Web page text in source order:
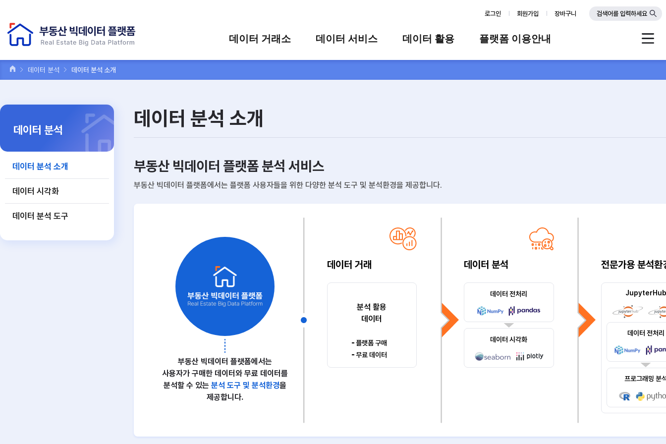
로그인 회원가입 장바구니 검색어를 입력하세요
데이터 거래소
상세 검색
맞춤형 데이터 신청
타 플랫폼 상품 검색
데이터 서비스 데이터 활용 플랫폼 이용안내
Q&A
데이터 분석 데이터 분석 소개
데이터 분석
데이터 분석 소개
데이터 시각화
데이터 분석 도구
데이터 분석 소개
부동산 빅데이터 플랫폼 분석 서비스
부동산 빅데이터 플랫폼에서는 플랫폼 사용자들을 위한 다양한 분석 도구 및 분석환경을 제공합니다.
부동산 빅데이터 플랫폼에서는
사용자가 구매한 데이터와 무료 데이터를
분석할 수 있는 분석 도구 및 분석환경을
제공합니다.
데이터 거래
분석 활용
데이터
플랫폼 구매
무료 데이터
데이터 분석
데이터 전처리
데이터 시각화
전문가용 분석환
JupyterHub
데이터 전처리
프로그래밍 분